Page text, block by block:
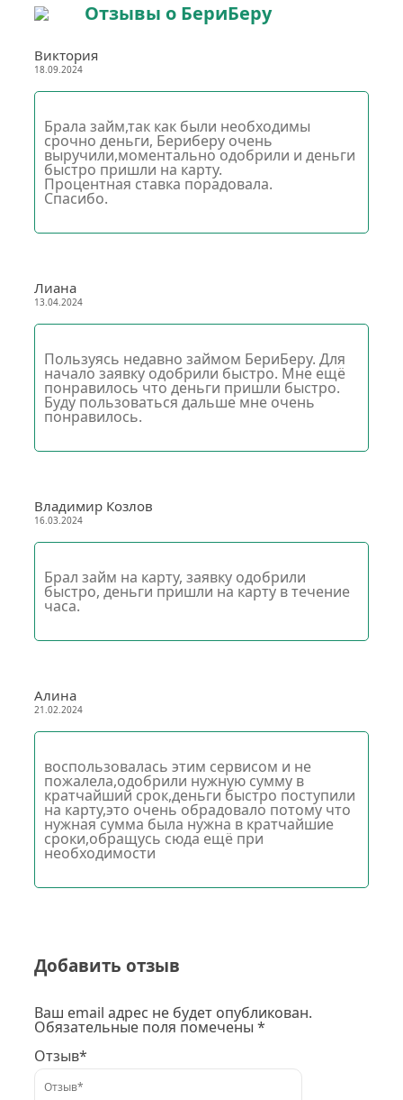
Отзывы о БериБеру
Виктория
18.09.2024
Брала займ,так как были необходимы
срочно деньги, Бериберу очень
выручили,моментально одобрили и деньги
быстро пришли на карту.
Процентная ставка порадовала.
Спасибо.
Лиана
13.04.2024
Пользуясь недавно займом БериБеру. Для
начало заявку одобрили быстро. Мне ещё
понравилось что деньги пришли быстро.
Буду пользоваться дальше мне очень
понравилось.
Владимир Козлов
16.03.2024
Брал займ на карту, заявку одобрили
быстро, деньги пришли на карту в течение
часа.
Алина
21.02.2024
воспользовалась этим сервисом и не
пожалела,одобрили нужную сумму в
кратчайший срок,деньги быстро поступили
на карту,это очень обрадовало потому что
нужная сумма была нужна в кратчайшие
сроки,обращусь сюда ещё при
необходимости
Добавить отзыв
Ваш email адрес не будет опубликован.
Обязательные поля помечены *
Отзыв*